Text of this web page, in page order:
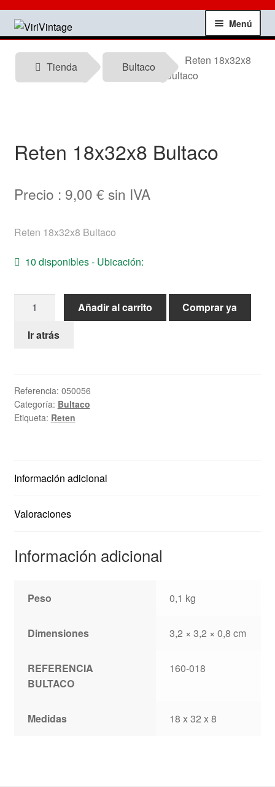
Ir
a
navegación
Ir
al
Menú
Tienda
Informacion tecnica
Noticias
Ofertas
Tienda Bultaco
Reten 18x32x8
Bultaco
Reten 18x32x8 Bultaco
Precio : 9,00 € sin IVA
Reten 18x32x8 Bultaco
10 disponibles - Ubicación:
Bultaco
Añadir al carrito
Comprar ya
Ir atrás
Referencia: 050056
Categoría: Bultaco
Etiqueta: Reten
Información adicional
Valoraciones
Información adicional
Peso 0,1 kg
Dimensiones 3,2 × 3,2 × 0,8 cm
REFERENCIA
BULTACO
160-018
Medidas 18 x 32 x 8